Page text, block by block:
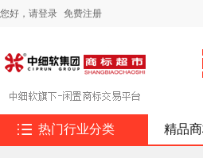
您好， 请登录 免费注册
 热门行业分类 精品